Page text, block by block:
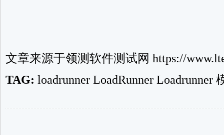
文章来源于领测软件测试网 https://
TAG: loadrunner LoadRunner Loadrunner